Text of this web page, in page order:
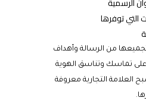
التي توفرها
تجميعها من الرسالة وأهداف
تماسك وتناسق الهوية
العلامة التجارية معروفة